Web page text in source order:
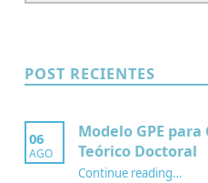
POST RECIENTES
06
AGO
Modelo GPE
Teórico Doctoral
Continue reading“Modelo GPE para Construir un Marco
…